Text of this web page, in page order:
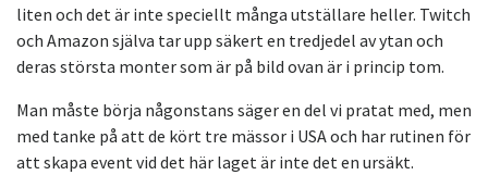
liten och det är inte speciellt många utställare heller. Twitch
och Amazon själva tar upp säkert en tredjedel av ytan och
deras största monter som är på bild ovan är i princip tom.
Man måste börja någonstans säger en del vi pratat med, men
med tanke på att de kört tre mässor i USA och har rutinen för
att skapa event vid det här laget är inte det en ursäkt.